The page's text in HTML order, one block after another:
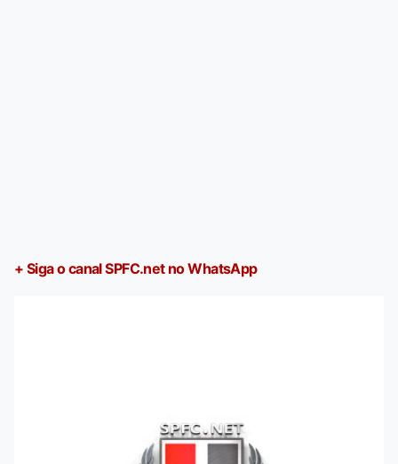
+ Siga o canal SPFC.net no WhatsApp